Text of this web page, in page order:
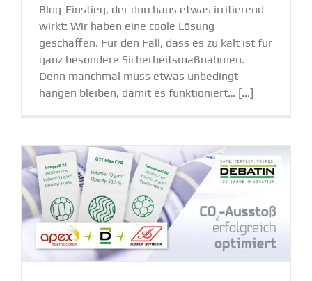
Blog-Einstieg, der durchaus etwas irritierend
wirkt: Wir haben eine coole Lösung
geschaffen. Für den Fall, dass es zu kalt ist für
ganz besondere Sicherheitsmaßnahmen.
Denn manchmal muss etwas unbedingt
hängen bleiben, damit es funktioniert… [...]